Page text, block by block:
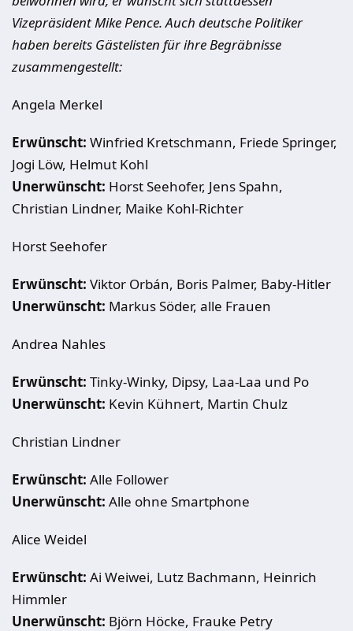
Vizepräsident Mike Pence. Auch deutsche Politiker
haben bereits Gästelisten für ihre Begräbnisse
zusammengestellt:
Angela Merkel
Erwünscht: Winfried Kretschmann, Friede Springer,
Jogi Löw, Helmut Kohl
Unerwünscht: Horst Seehofer, Jens Spahn,
Christian Lindner, Maike Kohl-Richter
Horst Seehofer
Erwünscht: Viktor Orbán, Boris Palmer, Baby-Hitler
Unerwünscht: Markus Söder, alle Frauen
Andrea Nahles
Erwünscht: Tinky-Winky, Dipsy, Laa-Laa und Po
Unerwünscht: Kevin Kühnert, Martin Chulz
Christian Lindner
Erwünscht: Alle Follower
Unerwünscht: Alle ohne Smartphone
Alice Weidel
Erwünscht: Ai Weiwei, Lutz Bachmann, Heinrich
Himmler
Unerwünscht: Björn Höcke, Frauke Petry